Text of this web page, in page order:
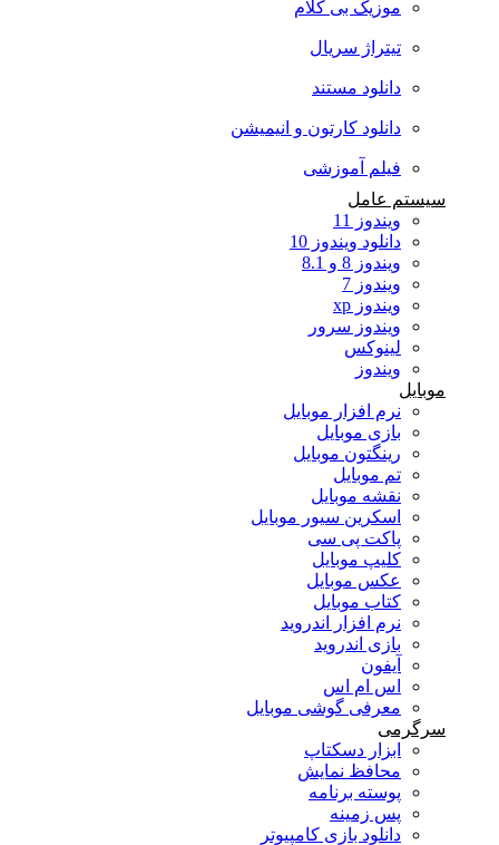
موزیک بی کلام
تیتراژ سریال
دانلود مستند
دانلود کارتون و انیمیشن
فیلم آموزشی
سیستم عامل
ویندوز 11
دانلود ویندوز 10
ویندوز 8 و 8.1
ویندوز 7
ویندوز xp
ویندوز سرور
لینوکس
ویندوز
موبایل
نرم افزار موبایل
بازی موبایل
رینگتون موبایل
تم موبایل
نقشه موبایل
اسکرین سیور موبایل
پاکت پی سی
کلیپ موبایل
عکس موبایل
کتاب موبایل
نرم افزار اندروید
بازی اندروید
آیفون
اس ام اس
معرفی گوشی موبایل
سرگرمی
ابزار دسکتاپ
محافظ نمایش
پوسته برنامه
پس زمینه
دانلود بازی کامپیوتر